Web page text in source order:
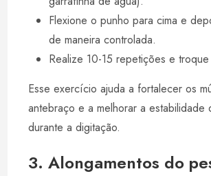
Flexione o punho para cima e
de maneira controlada.
Realize 10-15 repetições e
Esse exercício ajuda a fortalecer os
antebraço e a melhorar a estabilidade
durante a digitação.
3. Alongamentos do